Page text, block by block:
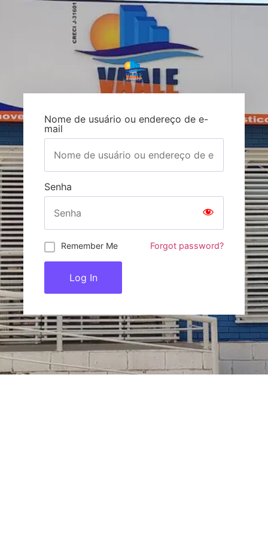
Nome de usuário ou endereço de e-
mail
Senha
Remember Me Forgot password?
Log In